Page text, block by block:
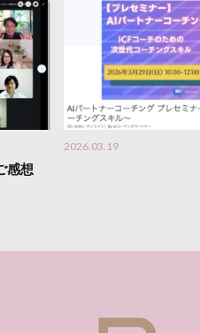
感想
2026.03.19